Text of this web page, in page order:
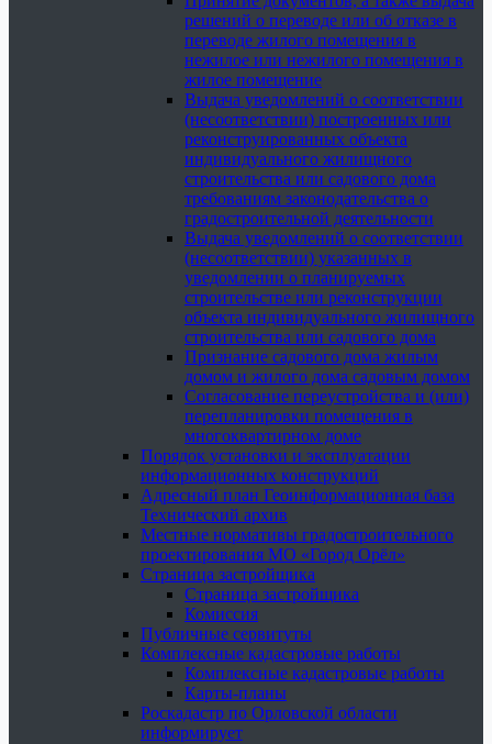
решений о переводе или об отказе в
переводе жилого помещения в
нежилое или нежилого помещения в
жилое помещение
Выдача уведомлений о соответствии
(несоответствии) построенных или
реконструированных объекта
индивидуального жилищного
строительства или садового дома
требованиям законодательства о
градостроительной деятельности
Выдача уведомлений о соответствии
(несоответствии) указанных в
уведомлении о планируемых
строительстве или реконструкции
объекта индивидуального жилищного
строительства или садового дома
Признание садового дома жилым
домом и жилого дома садовым домом
Согласование переустройства и (или)
перепланировки помещения в
многоквартирном доме
Порядок установки и эксплуатации
информационных конструкций
Адресный план Геоинформационная база
Технический архив
Местные нормативы градостроительного
проектирования МО «Город Орёл»
Страница застройщика
Страница застройщика
Комиссия
Публичные сервитуты
Комплексные кадастровые работы
Комплексные кадастровые работы
Карты-планы
Роскадастр по Орловской области
информирует